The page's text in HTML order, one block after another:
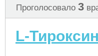
Проголосовало 3
L-